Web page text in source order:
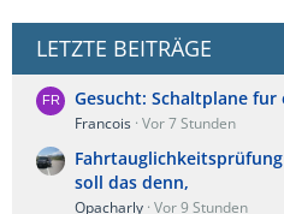
LETZTE BEITRÄGE
Gesucht: Schaltplane fur
Francois Vor 7 Stunden
soll das denn,
Opacharly Vor 9 Stunden